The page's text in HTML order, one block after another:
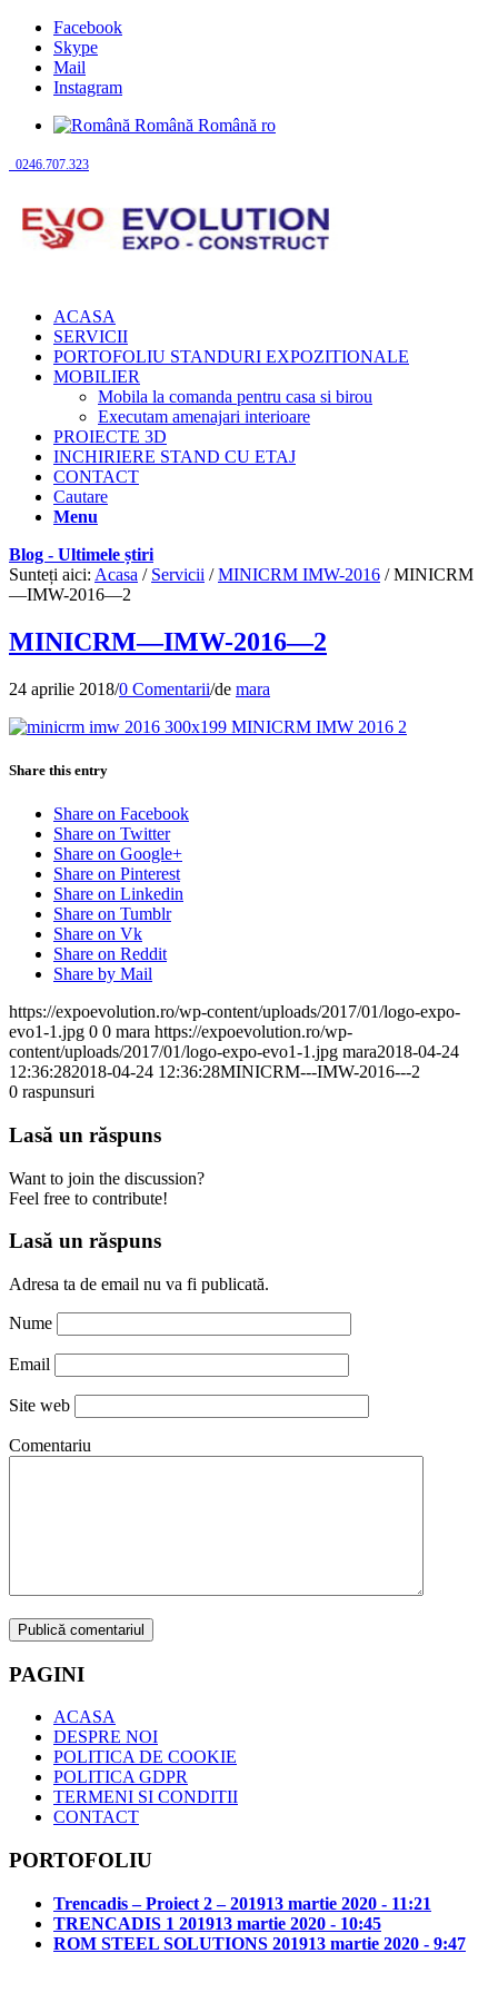
Facebook
Skype
Mail
Instagram
Română Română ro
0246.707.323
ACASA
SERVICII
PORTOFOLIU STANDURI EXPOZITIONALE
MOBILIER
Mobila la comanda pentru casa si birou
Executam amenajari interioare
PROIECTE 3D
INCHIRIERE STAND CU ETAJ
CONTACT
Cautare
Menu
Blog - Ultimele știri
Sunteți aici: Acasa / Servicii / MINICRM IMW-2016 / MINICRM
—IMW-2016—2
MINICRM—IMW-2016—2
24 aprilie 2018/0 Comentarii/de mara
Share this entry
Share on Facebook
Share on Twitter
Share on Google+
Share on Pinterest
Share on Linkedin
Share on Tumblr
Share on Vk
Share on Reddit
Share by Mail
https://expoevolution.ro/wp-content/uploads/2017/01/logo-expo-
evo1-1.jpg 0 0 mara https://expoevolution.ro/wp-
content/uploads/2017/01/logo-expo-evo1-1.jpg mara2018-04-24
12:36:282018-04-24 12:36:28MINICRM---IMW-2016---2
0 raspunsuri
Lasă un răspuns
Want to join the discussion?
Feel free to contribute!
Lasă un răspuns
Adresa ta de email nu va fi publicată.
Nume
Email
Site web
Comentariu
PAGINI
ACASA
DESPRE NOI
POLITICA DE COOKIE
POLITICA GDPR
TERMENI SI CONDITII
CONTACT
PORTOFOLIU
Trencadis – Proiect 2 – 201913 martie 2020 - 11:21
TRENCADIS 1 201913 martie 2020 - 10:45
ROM STEEL SOLUTIONS 201913 martie 2020 - 9:47